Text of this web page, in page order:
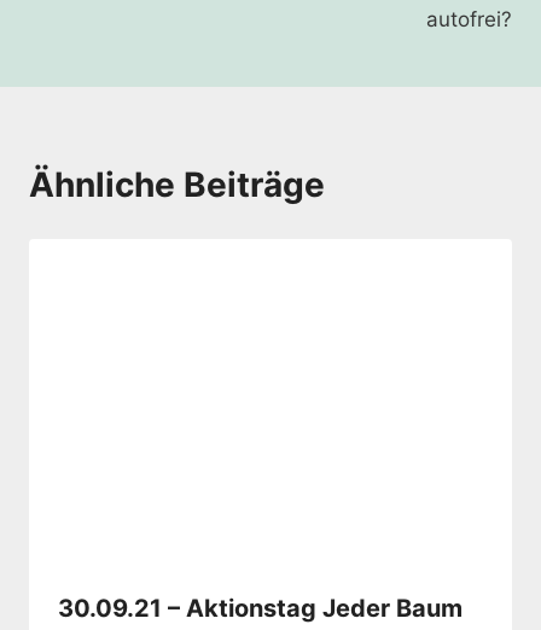
autofrei?
Ähnliche Beiträge
30.09.21 – Aktionstag Jeder Baum